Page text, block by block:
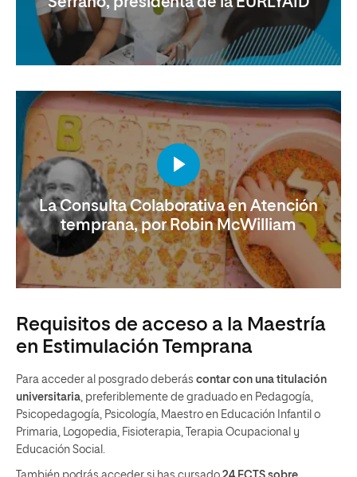
La Consulta Colaborativa en Atención
temprana, por Robin McWilliam
Requisitos de acceso a la Maestría
en Estimulación Temprana
Para acceder al posgrado deberás contar con una titulación
universitaria, preferiblemente de graduado en Pedagogía,
Psicopedagogía, Psicología, Maestro en Educación Infantil o
Primaria, Logopedia, Fisioterapia, Terapia Ocupacional y
Educación Social.